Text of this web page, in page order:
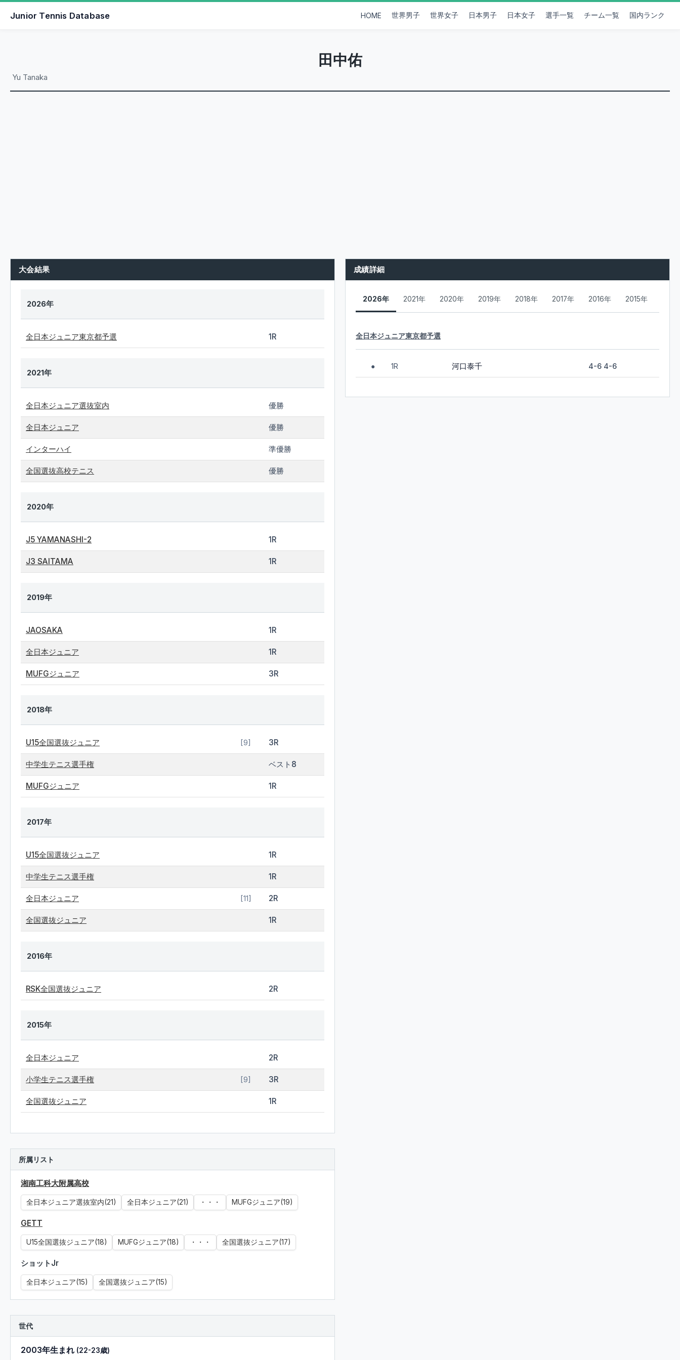
Junior Tennis Database HOME 世界男子 世界女子 日本男子 日本女子 選手一覧 チーム一覧 国内ランク
田中佑
Yu Tanaka
大会結果
2026年
全日本ジュニア東京都予選 1R
2021年
全日本ジュニア選抜室内 優勝
全日本ジュニア 優勝
インターハイ 準優勝
全国選抜高校テニス 優勝
2020年
J5 YAMANASHI-2 1R
J3 SAITAMA 1R
2019年
JAOSAKA 1R
全日本ジュニア 1R
MUFGジュニア 3R
2018年
U15全国選抜ジュニア [9] 3R
中学生テニス選手権 ベスト8
MUFGジュニア 1R
2017年
U15全国選抜ジュニア 1R
中学生テニス選手権 1R
全日本ジュニア [11] 2R
全国選抜ジュニア 1R
2016年
RSK全国選抜ジュニア 2R
2015年
全日本ジュニア 2R
小学生テニス選手権 [9] 3R
全国選抜ジュニア 1R
所属リスト
湘南工科大附属高校
全日本ジュニア選抜室内(21) 全日本ジュニア(21) ・・・ MUFGジュニア(19)
GETT
U15全国選抜ジュニア(18) MUFGジュニア(18) ・・・ 全国選抜ジュニア(17)
ショットJr
全日本ジュニア(15) 全国選抜ジュニア(15)
世代
2003年生まれ (22-23歳)
成績詳細
2026年 2021年 2020年 2019年 2018年 2017年 2016年 2015年
全日本ジュニア東京都予選
● 1R 河口泰千 4-6 4-6